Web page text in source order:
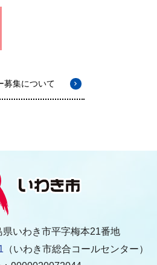
募集について
いわき市平字梅本21番地
（いわき市総合コールセンター）